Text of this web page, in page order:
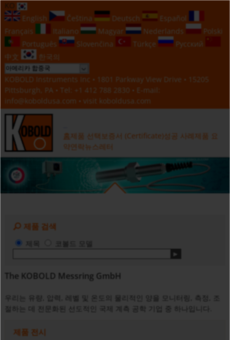
KO
English
Čeština Deutsch
Español
Français
Italiano Magyar Nederlands
Polski
Português
Slovenčina Türkçe
Русский
中文
한국의
KOBOLD Instruments Inc • 1801 Parkway View Drive • 15205
Pittsburgh, PA • Tel:
+1 412 788 2830 • E-mail:
info@koboldusa.com • visit koboldusa.com
홈 제품 선택 보증서 (Certificate) 성공 사례 제품 요
약 연락 뉴스레터
제품 검색
코볼드 모델
The KOBOLD Messring GmbH
우리는 유량, 압력, 레벨 및 온도의 물리적인 양을 모니터링, 측정, 조
절하는 데 전문화된 선도적인 국제 계측 공학 기업 중 하나입니다.
제품 전시